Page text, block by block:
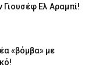
Ελ Αραμπί!
«βόμβα» με